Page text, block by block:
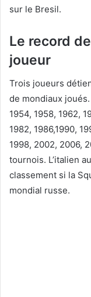
sur le Bresil.
Le record
joueur
Trois joueurs
de mondiaux
1954, 1958, 1962,
1982, 1986,1990,
1998, 2002, 2006,
tournois. L’italien
classement si la
mondial russe.